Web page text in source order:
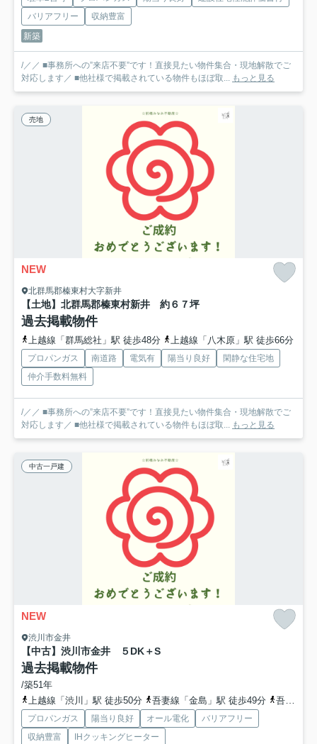
バリアフリー
収納豊富
新築
/／／ ■事務所への”来店不要”です！直接見たい物件集合・現地解散でご
対応します／ ■他社様で掲載されている物件もほぼ取... もっと見る
売地
NEW
北群馬郡榛東村大字新井
【土地】北群馬郡榛東村新井 約６７坪
過去掲載物件
上越線「群馬総社」駅 徒歩48分 上越線「八木原」駅 徒歩66分
プロパンガス 南道路 電気有 陽当り良好
閑静な住宅地
仲介手数料無料
/／／ ■事務所への”来店不要”です！直接見たい物件集合・現地解散でご
対応します／ ■他社様で掲載されている物件もほぼ取... もっと見る
中古一戸建
NEW
渋川市金井
【中古】渋川市金井 ５DK＋S
過去掲載物件
/築51年
上越線「渋川」駅 徒歩50分
吾妻線「金島」駅 徒歩49分 吾妻線「祖母島」駅 徒歩80分
プロパンガス 陽当り良好 オール電化
バリアフリー
収納豊富
IHクッキングヒーター